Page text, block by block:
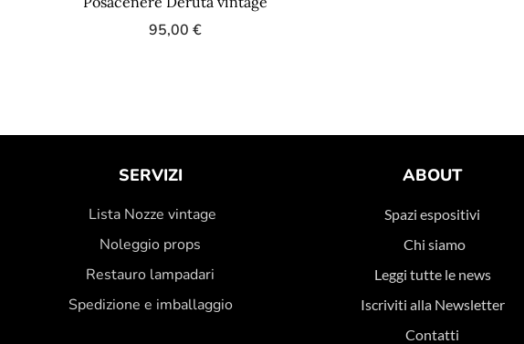
95,00 €
SERVIZI
Lista Nozze vintage
Noleggio props
Restauro lampadari
Spedizione e imballaggio
ABOUT
Spazi espositivi
Chi siamo
Leggi tutte le news
Iscriviti alla Newsletter
Contatti